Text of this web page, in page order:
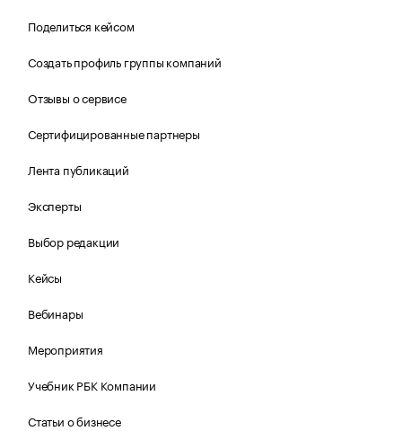
Поделиться кейсом
Создать профиль группы компаний
Отзывы о сервисе
Сертифицированные партнеры
Лента публикаций
Эксперты
Выбор редакции
Кейсы
Вебинары
Мероприятия
Учебник РБК Компании
Статьи о бизнесе